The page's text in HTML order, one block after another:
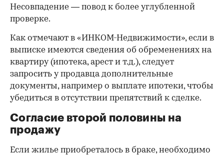
Несовпадение — повод к более углубленной
проверке.
Как отмечают в «ИНКОМ-Недвижимости», если в
выписке имеются сведения об обременениях на
квартиру (ипотека, арест и т.д.), следует
запросить у продавца дополнительные
документы, например о выплате ипотеки, чтобы
убедиться в отсутствии препятствий к сделке.
Согласие второй половины на
продажу
Если жилье приобреталось в браке, необходимо